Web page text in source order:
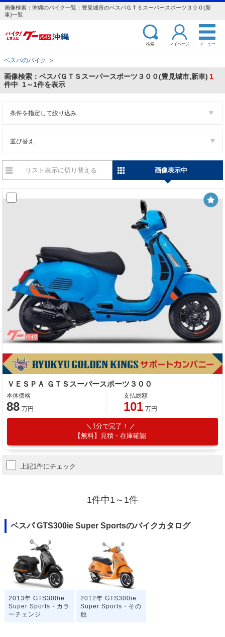
画像検索：沖縄のバイク一覧：豊見城市のベスパＧＴＳスーパースポーツ３００(新
車)一覧
検索 マイページ メニュー
ベスパのバイク ＞
画像検索：ベスパＧＴＳスーパースポーツ３００(豊見城市,新車) 1
件中 1～1件を表示
条件を指定して絞り込み
並び替え
リスト表示に切り替える 画像表示中
ＶＥＳＰＡ ＧＴＳスーパースポーツ３００
本体価格
88 万円
支払総額
101 万円
1分で完了！
【無料】見積・在庫確認
上記1件にチェック
1件中1～1件
ベスパ GTS300ie Super Sportsのバイクカタログ
2013年 GTS300ie
Super Sports・カラ
ーチェンジ
2012年 GTS300ie
Super Sports・その
他